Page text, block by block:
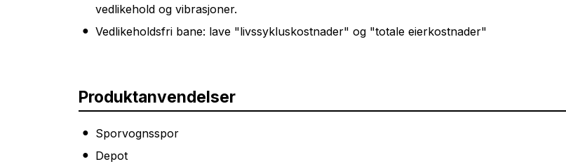
vedlikehold og vibrasjoner.
Vedlikeholdsfri bane: lave "livssykluskostnader" og "totale eierkostnader"
Produktanvendelser
Sporvognsspor
Depot